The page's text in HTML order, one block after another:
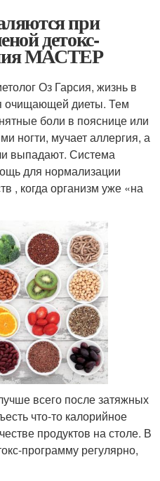
при
детокс-
МАСТЕР
Оз Гарсия, жизнь в
очищающей диеты. Тем
боли в пояснице или
ногти, мучает аллергия, а
выпадают. Система
для нормализации
, когда организм уже «на
всего после затяжных
что-то калорийное
продуктов на столе. В
программу регулярно,